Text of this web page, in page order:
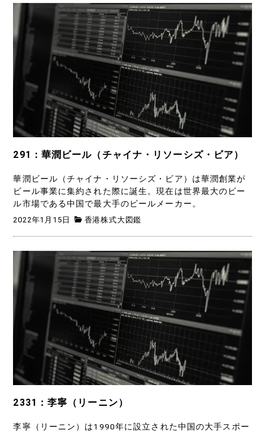
291：華潤ビール（チャイナ・リソーシズ・ビア）
華潤ビール（チャイナ・リソーシズ・ビア）は華潤創業が
ビール事業に集約された際に誕生。現在は世界最大のビー
ル市場である中国で最大手のビールメーカー。
2022年1月15日 香港株式大図鑑
2331：李寧（リーニン）
李寧（リーニン）は1990年に設立された中国の大手スポー